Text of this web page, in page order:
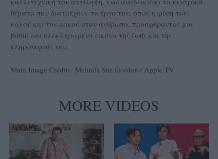
θέματα που διατρέχουν το έργο του, όπως η φύση του
καλού και του κακού στον άνθρωπο, προσφέροντας μια
βαθιά και ολοκληρωμένη εικόνα της ζωής και της
κληρονομιάς του.
Main Image Credits: Melinda Sue Gordon / Apple TV
MORE VIDEOS